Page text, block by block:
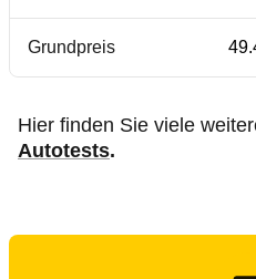
Grundpreis
Hier finden Sie viele
Autotests.